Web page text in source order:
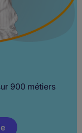
900 métiers